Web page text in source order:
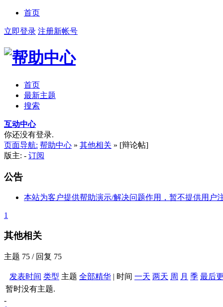
首页
立即登录 注册新帐号
首页
最新主题
搜索
互动中心
你还没有登录.
页面导航: 帮助中心 » 其他相关 » [辩论帖]
版主: - 订阅
公告
本站为客户提供帮助演示/解决问题作用，暂不提供用户
1
其他相关
主题 75 / 回复 75
发表时间 类型 主题 全部精华 | 时间 一天 两天 周 月 季 最后
暂时没有主题.
-